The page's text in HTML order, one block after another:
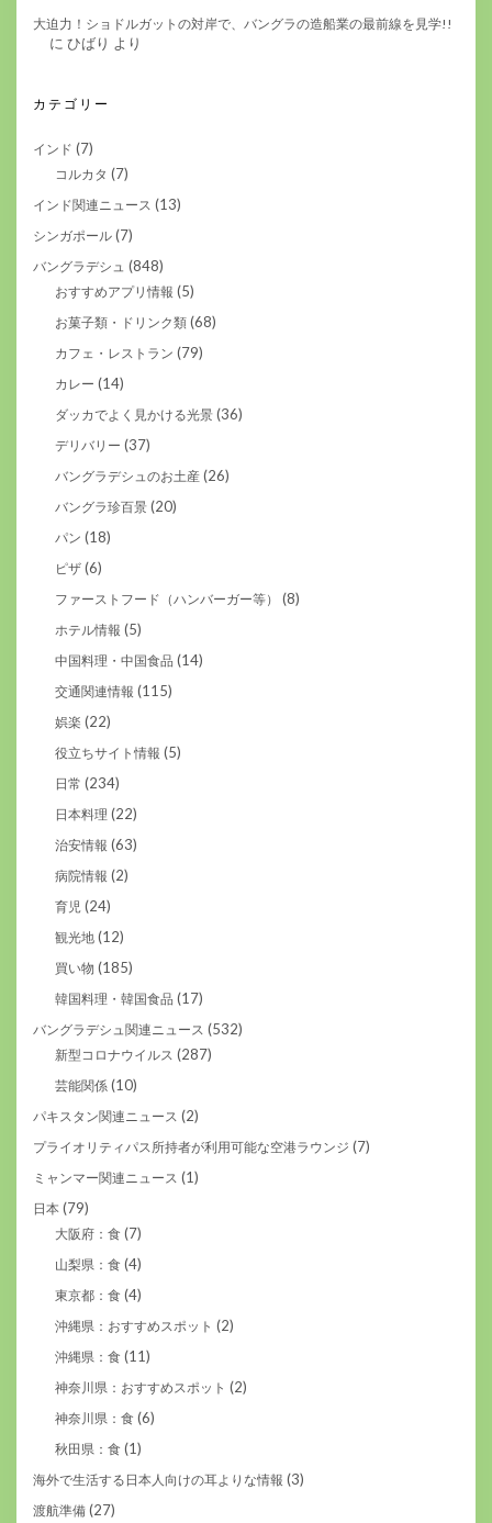
大迫力！ショドルガットの対岸で、バングラの造船業の最前線を見学!!
に ひばり より
カテゴリー
インド (7)
コルカタ (7)
インド関連ニュース (13)
シンガポール (7)
バングラデシュ (848)
おすすめアプリ情報 (5)
お菓子類・ドリンク類 (68)
カフェ・レストラン (79)
カレー (14)
ダッカでよく見かける光景 (36)
デリバリー (37)
バングラデシュのお土産 (26)
バングラ珍百景 (20)
パン (18)
ピザ (6)
ファーストフード（ハンバーガー等） (8)
ホテル情報 (5)
中国料理・中国食品 (14)
交通関連情報 (115)
娯楽 (22)
役立ちサイト情報 (5)
日常 (234)
日本料理 (22)
治安情報 (63)
病院情報 (2)
育児 (24)
観光地 (12)
買い物 (185)
韓国料理・韓国食品 (17)
バングラデシュ関連ニュース (532)
新型コロナウイルス (287)
芸能関係 (10)
パキスタン関連ニュース (2)
プライオリティパス所持者が利用可能な空港ラウンジ (7)
ミャンマー関連ニュース (1)
日本 (79)
大阪府：食 (7)
山梨県：食 (4)
東京都：食 (4)
沖縄県：おすすめスポット (2)
沖縄県：食 (11)
神奈川県：おすすめスポット (2)
神奈川県：食 (6)
秋田県：食 (1)
海外で生活する日本人向けの耳よりな情報 (3)
渡航準備 (27)